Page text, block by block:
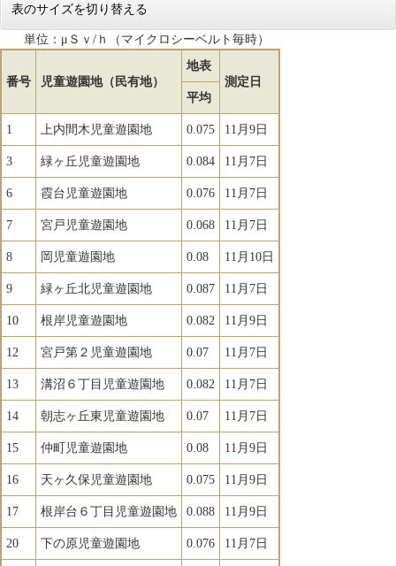
表のサイズを切り替える
単位：μＳｖ/ｈ（マイクロシーベルト毎時）
番号 児童遊園地（民有地）
地表
測定日
平均
1 上内間木児童遊園地 0.075 11月9日
3 緑ヶ丘児童遊園地 0.084 11月7日
6 霞台児童遊園地 0.076 11月7日
7 宮戸児童遊園地 0.068 11月7日
8 岡児童遊園地 0.08 11月10日
9 緑ヶ丘北児童遊園地 0.087 11月7日
10 根岸児童遊園地 0.082 11月9日
12 宮戸第２児童遊園地 0.07 11月7日
13 溝沼６丁目児童遊園地 0.082 11月7日
14 朝志ヶ丘東児童遊園地 0.07 11月7日
15 仲町児童遊園地 0.08 11月9日
16 天ヶ久保児童遊園地 0.075 11月9日
17 根岸台６丁目児童遊園地 0.088 11月9日
20 下の原児童遊園地 0.076 11月7日